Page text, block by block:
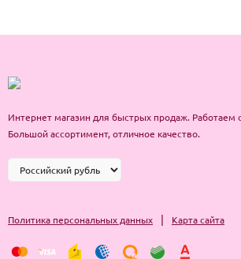
кожу, поддерживая ее естественную красоту
Способ применения: на очищенную кожу
15 - 20 минут снимите остатки продукта. Не
распределите массирующими движениями
впитывания.
Интернет магазин для быстрых продаж. Работаем
Большой ассортимент, отличное качество.
Политика персональных данных | Карта сайта